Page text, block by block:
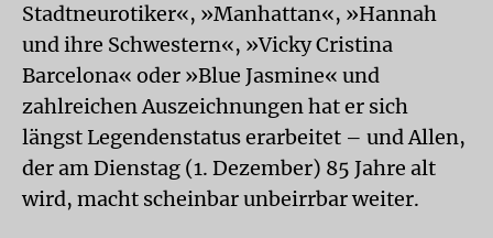
Stadtneurotiker«, »Manhattan«, »Hannah
und ihre Schwestern«, »Vicky Cristina
Barcelona« oder »Blue Jasmine« und
zahlreichen Auszeichnungen hat er sich
längst Legendenstatus erarbeitet – und Allen,
der am Dienstag (1. Dezember) 85 Jahre alt
wird, macht scheinbar unbeirrbar weiter.